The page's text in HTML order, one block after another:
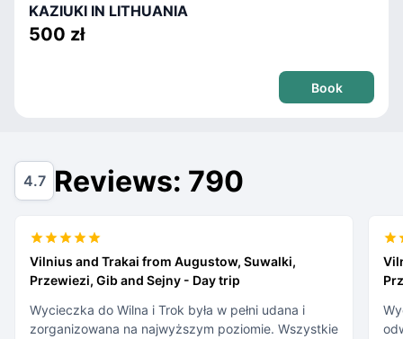
KAZIUKI IN LITHUANIA
500 zł
Book
4.7 Reviews: 790
Vilnius and Trakai from Augustow, Suwalki,
Przewiezi, Gib and Sejny - Day trip
Wycieczka do Wilna i Trok była w pełni udana i
zorganizowana na najwyższym poziomie. Wszystkie